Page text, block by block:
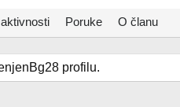
Poruke O članu
profilu.